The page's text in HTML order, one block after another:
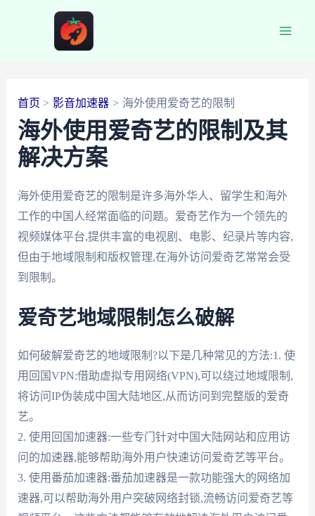
首页 影音加速器 海外使用爱奇艺的限制
海外使用爱奇艺的限制及其
解决方案
海外使用爱奇艺的限制是许多海外华人、留学生和海外
工作的中国人经常面临的问题。爱奇艺作为一个领先的
视频媒体平台,提供丰富的电视剧、电影、纪录片等内容,
但由于地域限制和版权管理,在海外访问爱奇艺常常会受
到限制。
爱奇艺地域限制怎么破解
如何破解爱奇艺的地域限制?以下是几种常见的方法:1. 使
用回国VPN:借助虚拟专用网络(VPN),可以绕过地域限制,
将访问IP伪装成中国大陆地区,从而访问到完整版的爱奇
艺。
2. 使用回国加速器:一些专门针对中国大陆网站和应用访
问的加速器,能够帮助海外用户快速访问爱奇艺等平台。
3. 使用番茄加速器:番茄加速器是一款功能强大的网络加
速器,可以帮助海外用户突破网络封锁,流畅访问爱奇艺等